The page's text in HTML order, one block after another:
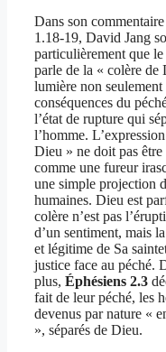
Dans son
1.18-19, David Jang
particulièrement que
parle de la « colère de
lumière non seulement
conséquences du
l’état de rupture qui
l’homme.
Dieu » ne doit pas être
comme une fureur
une simple projection
humaines. Dieu est
colère n’est pas
d’un sentiment, mais
et légitime de Sa
justice face au péché.
plus, Éphésiens 2.3
fait de leur péché, les
devenus par nature «
», séparés de Dieu.